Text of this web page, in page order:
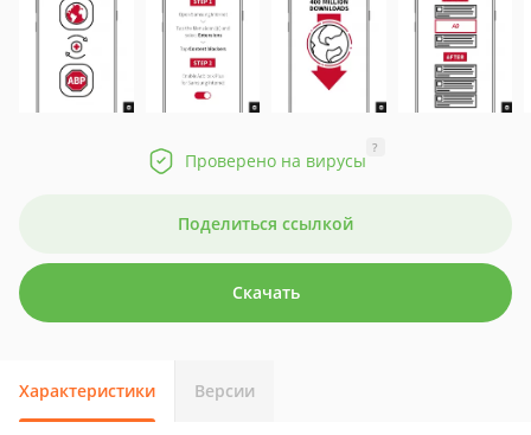
Проверено на вирусы
?
Поделиться ссылкой
Скачать
Характеристики Версии